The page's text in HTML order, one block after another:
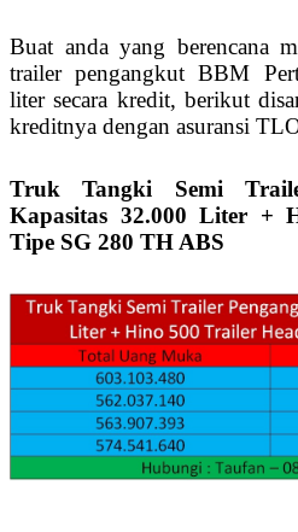
Buat anda yang berencana
trailer pengangkut BBM
liter secara kredit, berikut
kreditnya dengan asuransi
Truk Tangki Semi
Kapasitas 32.000 Liter +
Tipe SG 280 TH ABS